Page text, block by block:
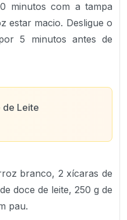
minutos com a tampa
estar macio. Desligue o
5 minutos antes de
de Leite
branco, 2 xícaras de
doce de leite, 250 g de
pau.